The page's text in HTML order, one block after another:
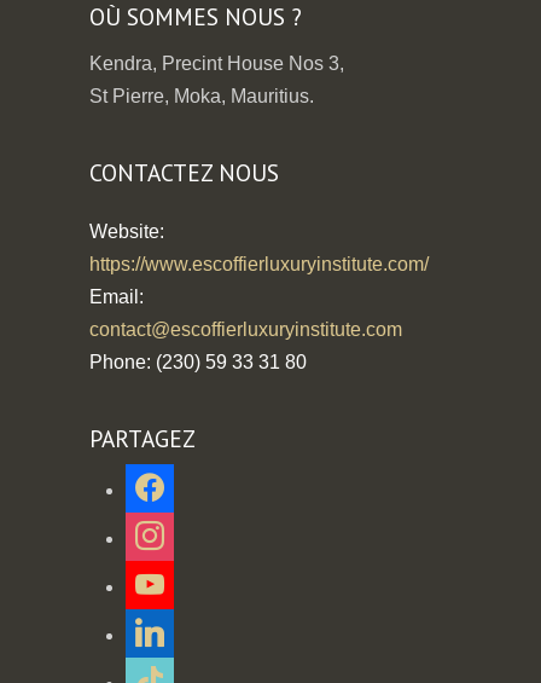
OÙ SOMMES NOUS ?
Kendra, Precint House Nos 3,
St Pierre, Moka, Mauritius.
CONTACTEZ NOUS
Website:
https://www.escoffierluxuryinstitute.com/
Email:
contact@escoffierluxuryinstitute.com
Phone: (230) 59 33 31 80
PARTAGEZ
facebook
instagram
youtube
linkedin
tiktok